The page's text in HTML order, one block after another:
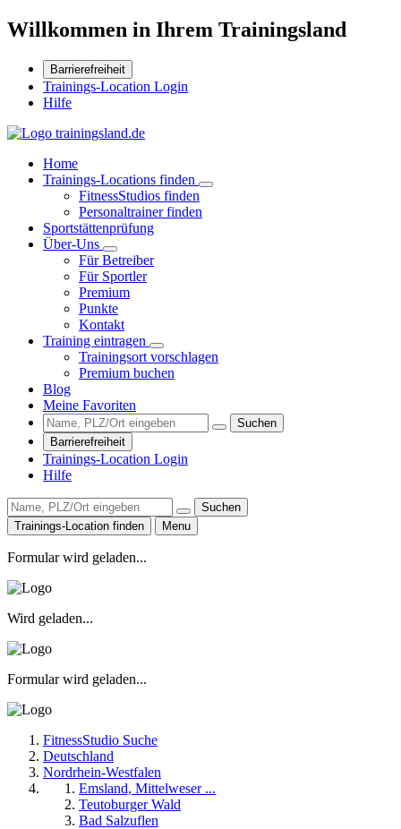
Willkommen in Ihrem Trainingsland
Barrierefreiheit
Trainings-Location Login
Hilfe
Home
Trainings-Locations finden
FitnessStudios finden
Personaltrainer finden
Sportstättenprüfung
Über-Uns
Für Betreiber
Für Sportler
Premium
Punkte
Kontakt
Training eintragen
Trainingsort vorschlagen
Premium buchen
Blog
Meine Favoriten
Suchen
Barrierefreiheit
Trainings-Location Login
Hilfe
Suchen
Trainings-Location finden
Menu
Formular wird geladen...
Wird geladen...
Formular wird geladen...
FitnessStudio Suche
Deutschland
Nordrhein-Westfalen
Emsland, Mittelweser ...
Teutoburger Wald
Bad Salzuflen